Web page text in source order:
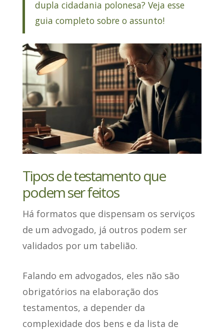
dupla cidadania polonesa? Veja esse
guia completo sobre o assunto!
Tipos de testamento que
podem ser feitos
Há formatos que dispensam os serviços
de um advogado, já outros podem ser
validados por um tabelião.
Falando em advogados, eles não são
obrigatórios na elaboração dos
testamentos, a depender da
complexidade dos bens e da lista de